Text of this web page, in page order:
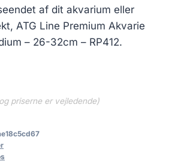
af dit akvarium eller
ATG Line Premium Akvarie
– 26-32cm – RP412.
priserne er vejledende)